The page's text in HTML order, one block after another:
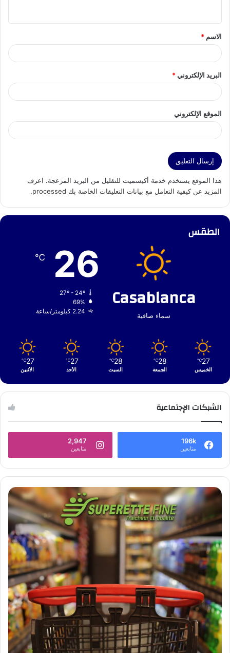
ق
*
الاسم *
البريد الإلكتروني*
الموقع الإلكتروني
هذا الموقع يستخدم خدمة أكيسميت للتقليل من البريد المزعجة. اعرف
المزيد عن كيفية التعامل مع بيانات التعليقات الخاصة بك processed
.
الطقس
Casablanca
سماء صافية
26
℃
27º - 24º
69%
2.24 كيلومتر/ساعة
27
℃
الخميس
28
℃
الجمعة
28
℃
السبت
27
℃
الأحد
27
℃
الأثنين
الشبكات الإجتماعية
196k
متابعين
2,947
متابعين